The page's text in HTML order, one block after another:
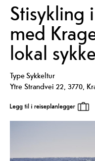
Stisykling
med
lokal
TypeSykkeltur
Ytre Strandvei 22, 3770,